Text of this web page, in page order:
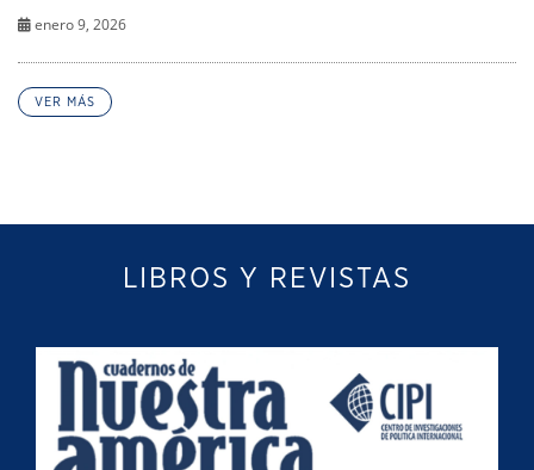
enero 9, 2026
VER MÁS
LIBROS Y REVISTAS